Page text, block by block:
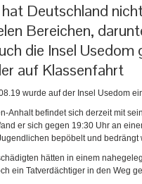
Deutschland
Bereichen,
die Insel
auf Klassenfahrt
wurde auf der Insel Usedom
Anhalt befindet sich derzeit mit
er sich gegen 19:30 Uhr an
bepöbelt und bedrängt
hätten in einem
ein Tatverdächtiger in den Weg